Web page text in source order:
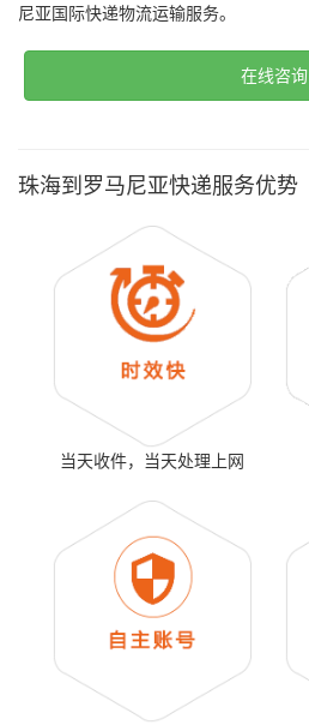
尼亚国际快递物流运输服务。
在线咨询
珠海到罗马尼亚快递服务优势
当天收件，当天处理上网